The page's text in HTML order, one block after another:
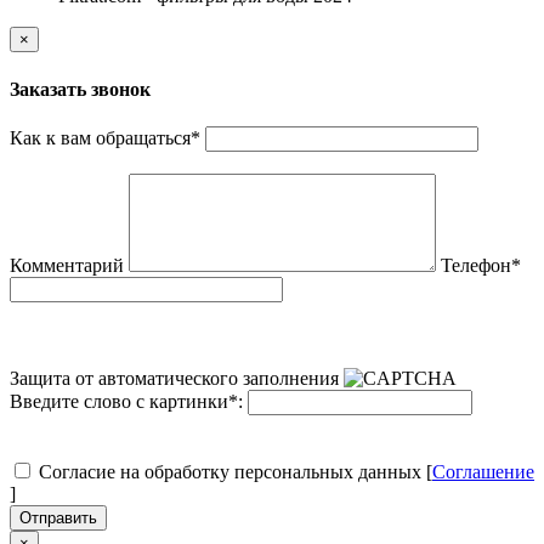
×
Заказать звонок
Как к вам обращаться*
Комментарий Телефон*
Защита от автоматического заполнения
Введите слово с картинки*:
Согласие на обработку персональных данных [Соглашение
]
Отправить